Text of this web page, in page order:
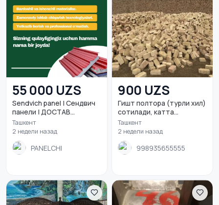
55 000 UZS
Sendvich panel | Сендвич
панели | ДОСТАВ...
Ташкент
2 недели назад
PANELCHI
900 UZS
Гишт полтора (турли хил)
сотилади, катта...
Ташкент
2 недели назад
998935655555